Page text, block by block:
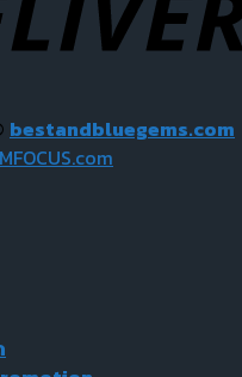
bestandbluegems.com